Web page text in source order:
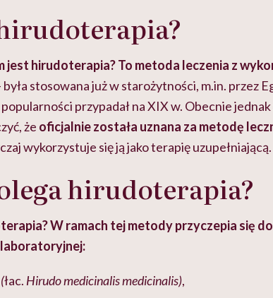
jest hirudoterapia? To metoda leczenia z
była stosowana już w starożytności, m.in. przez
przypadał na XIX w. Obecnie
że oficjalnie została uznana za metodę
wykorzystuje się ją jako terapię uzupełniającą.
hirudoterapia?
W ramach tej metody przyczepia się
(łac. Hirudo medicinalis medicinalis),